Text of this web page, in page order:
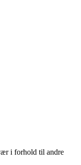
i forhold til andre